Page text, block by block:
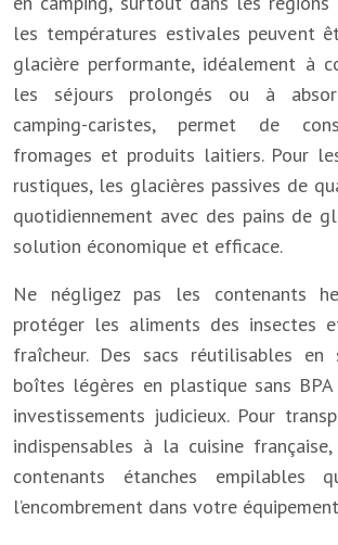
les températures estivales peuvent
glacière performante, idéalement à
les séjours prolongés ou à
camping-caristes, permet de
fromages et produits laitiers. Pour
rustiques, les glacières passives de
quotidiennement avec des pains de
solution économique et efficace.
Ne négligez pas les contenants
protéger les aliments des insectes
fraîcheur. Des sacs réutilisables en
boîtes légères en plastique sans
investissements judicieux. Pour
indispensables à la cuisine
contenants étanches empilables
l’encombrement dans votre